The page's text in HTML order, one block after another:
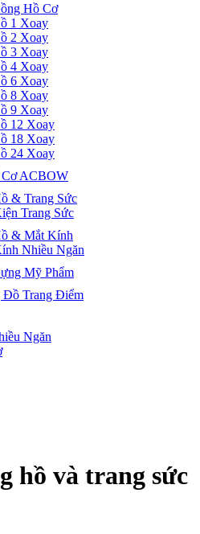
Hồ Cơ
1 Xoay
2 Xoay
3 Xoay
4 Xoay
6 Xoay
8 Xoay
9 Xoay
12 Xoay
18 Xoay
24 Xoay
ACBOW
& Trang Sức
Trang Sức
& Mắt Kính
Nhiều Ngăn
Mỹ Phẩm
Đồ Trang Điểm
Ngăn
hồ và trang sức